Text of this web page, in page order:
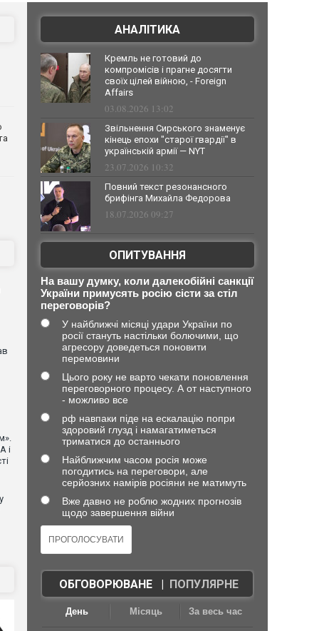
і
АНАЛІТИКА
Кремль не готовий до
компромісів і прагне досягти
своїх цілей війною, - Foreign
Affairs
03.08.2026 13:02
Звільнення Сирського знаменує
кінець епохи "старої гвардії" в
українській армії — NYT
23.07.2026 10:32
Повний текст резонансного
брифінга Михайла Федорова
18.07.2026 09:27
ОПИТУВАННЯ
На вашу думку, коли далекобійні санкції
України примусять росію сісти за стіл
переговорів?
У найближчі місяці удари України по
росії стануть настільки болючими, що
агресору доведеться поновити
перемовини
Цього року не варто чекати поновлення
переговорного процесу. А от наступного
- можливо все
рф навпаки піде на ескалацію попри
здоровий глузд і намагатиметься
триматися до останнього
Найближчим часом росія може
погодитись на переговори, але
серйозних намірів росіяни не матимуть
Вже давно не роблю жодних прогнозів
щодо завершення війни
ОБГОВОРЮВАНЕ| ПОПУЛЯРНЕ
День Місяць За весь час